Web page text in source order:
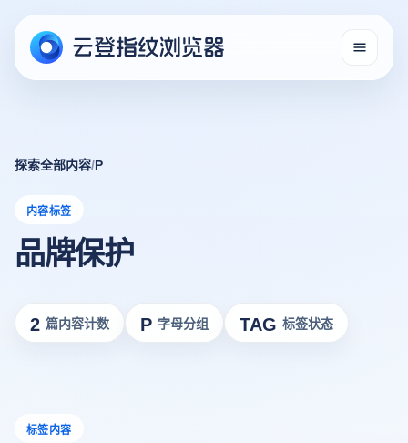
探索全部内容/P
内容标签
品牌保护
2 篇内容计数 P 字母分组 TAG 标签状态
标签内容